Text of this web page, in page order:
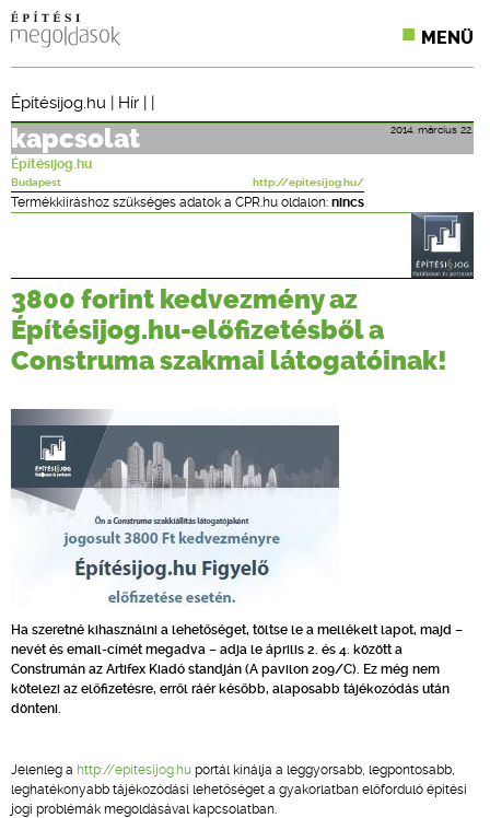
MENÜ
CPR TERMÉKKIÍRÁS
ONLINE KÉPZÉSEK
TERVEZÉSI SEGÉDLETEK
Építésijog.hu | Hír | |
2014. március 22.
kapcsolat
Építésijog.hu
Budapest http://epitesijog.hu/
Termékkiíráshoz szükséges adatok a CPR.hu oldalon: nincs
3800 forint kedvezmény az
Építésijog.hu-előfizetésből a
Construma szakmai látogatóinak!
Ha szeretné kihasználni a lehetőséget, töltse le a mellékelt lapot, majd –
nevét és email-címét megadva – adja le április 2. és 4. között a
Construmán az Artifex Kiadó standján (A pavilon 209/C). Ez még nem
kötelezi az előfizetésre, erről ráér később, alaposabb tájékozódás után
dönteni.
Jelenleg a http://epitesijog.hu portál kínálja a leggyorsabb, legpontosabb,
leghatékonyabb tájékozódási lehetőséget a gyakorlatban előforduló építési
jogi problémák megoldásával kapcsolatban.